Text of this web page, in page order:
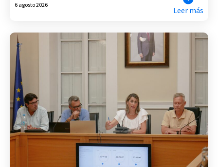
6 agosto 2026
Leer más